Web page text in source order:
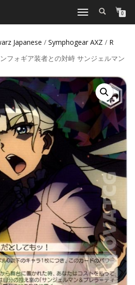
TOGGLE
0
Japanese / Symphogear AXZ / R
フォギア装者との対峙 サンジェルマン